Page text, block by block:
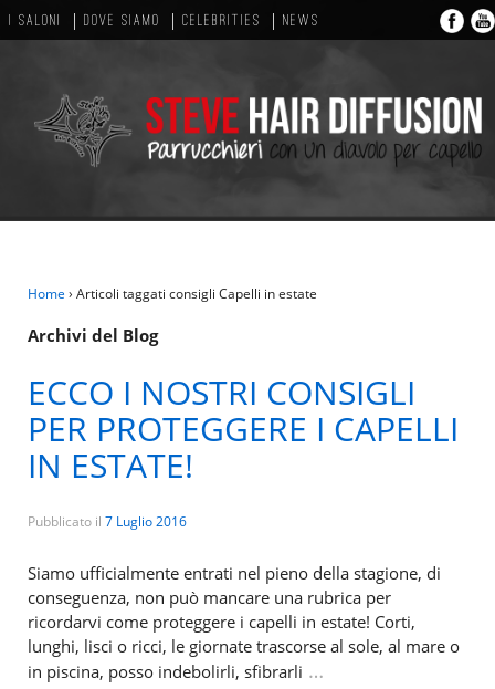
I SALONI DOVE SIAMO CELEBRITIES NEWS
Home › Articoli taggati consigli Capelli in estate
Archivi del Blog
ECCO I NOSTRI CONSIGLI
PER PROTEGGERE I CAPELLI
IN ESTATE!
Pubblicato il 7 Luglio 2016
Siamo ufficialmente entrati nel pieno della stagione, di
conseguenza, non può mancare una rubrica per
ricordarvi come proteggere i capelli in estate! Corti,
lunghi, lisci o ricci, le giornate trascorse al sole, al mare o
in piscina, posso indebolirli, sfibrarli …